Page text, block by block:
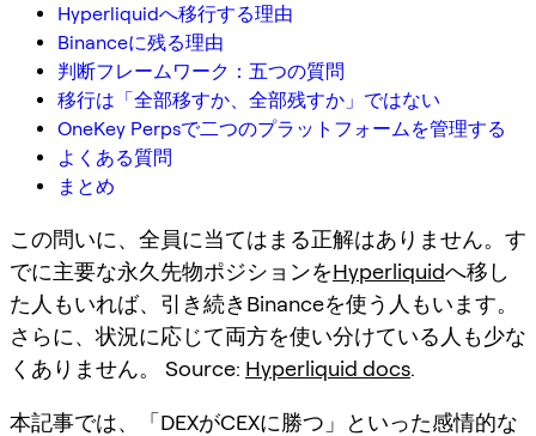
Hyperliquidへ移行する理由
Binanceに残る理由
判断フレームワーク：五つの質問
移行は「全部移すか、全部残すか」ではない
OneKey Perpsで二つのプラットフォームを管理する
よくある質問
まとめ
この問いに、全員に当てはまる正解はありません。す
でに主要な永久先物ポジションをHyperliquidへ移し
た人もいれば、引き続きBinanceを使う人もいます。
さらに、状況に応じて両方を使い分けている人も少な
くありません。 Source: Hyperliquid docs.
本記事では、「DEXがCEXに勝つ」といった感情的な